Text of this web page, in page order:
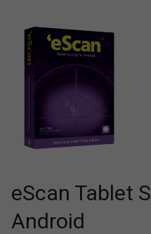
eScan Tablet
Android